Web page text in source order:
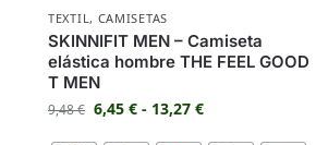
TEXTIL, CAMISETAS
SKINNIFIT MEN – Camiseta
elástica hombre THE FEEL GOOD
T MEN
9,48€ 6,45€ - 13,27€